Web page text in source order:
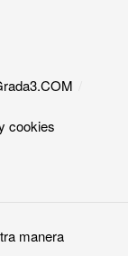
cookies​
manera